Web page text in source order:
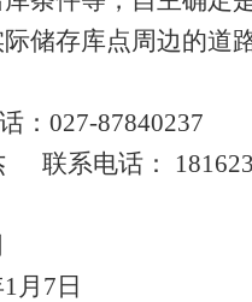
储存库点周边的道
：027-87840237
联系电话：
1月 7 日